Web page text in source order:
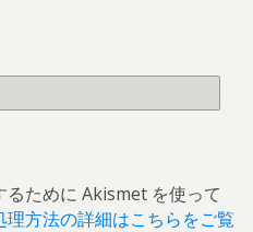
ために Akismet を使って
理方法の詳細はこちらをご覧